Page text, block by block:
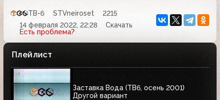
ТВ-6 STVneiroset
2215
14 февраля 2022, 22:28
Скачать
Есть проблема?
Плейлист
Заставка Вода (ТВ6, осень 2001)
Другой вариант